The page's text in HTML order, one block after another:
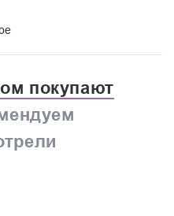
покупают